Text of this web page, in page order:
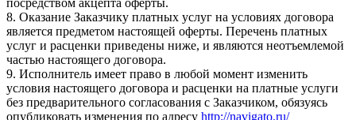
8. Оказание Заказчику платных услуг на условиях договора
является предметом настоящей оферты. Перечень платных
услуг и расценки приведены ниже, и являются неотъемлемой
частью настоящего договора.
9. Исполнитель имеет право в любой момент изменить
условия настоящего договора и расценки на платные услуги
без предварительного согласования с Заказчиком, обязуясь
опубликовать изменения по адресу http://navigato.ru/